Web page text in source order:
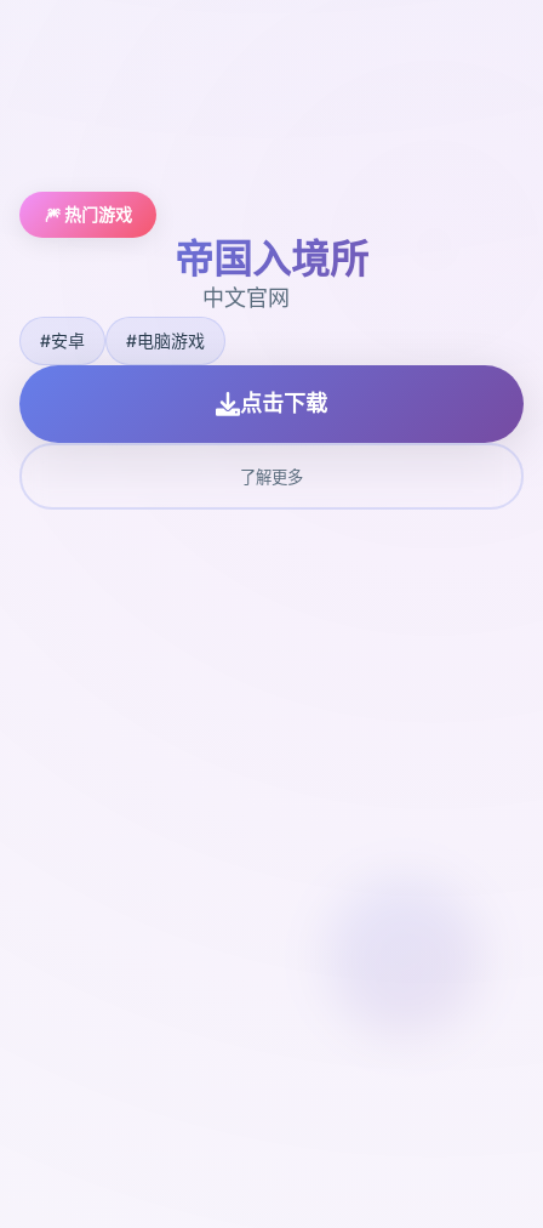
🎆 热门游戏
帝国入境所
中文官网
#安卓 #电脑游戏
点击下载
了解更多